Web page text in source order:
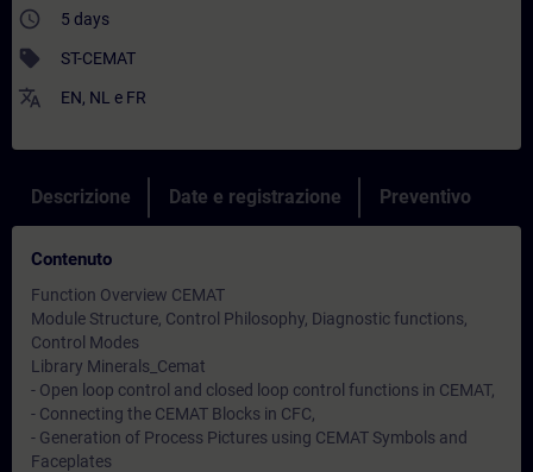
access_time 5 days
sell ST-CEMAT
translate EN, NL e FR
Descrizione Date e registrazione Preventivo
Contenuto
Function Overview CEMAT
Module Structure, Control Philosophy, Diagnostic functions,
Control Modes
Library Minerals_Cemat
- Open loop control and closed loop control functions in CEMAT,
- Connecting the CEMAT Blocks in CFC,
- Generation of Process Pictures using CEMAT Symbols and
Faceplates